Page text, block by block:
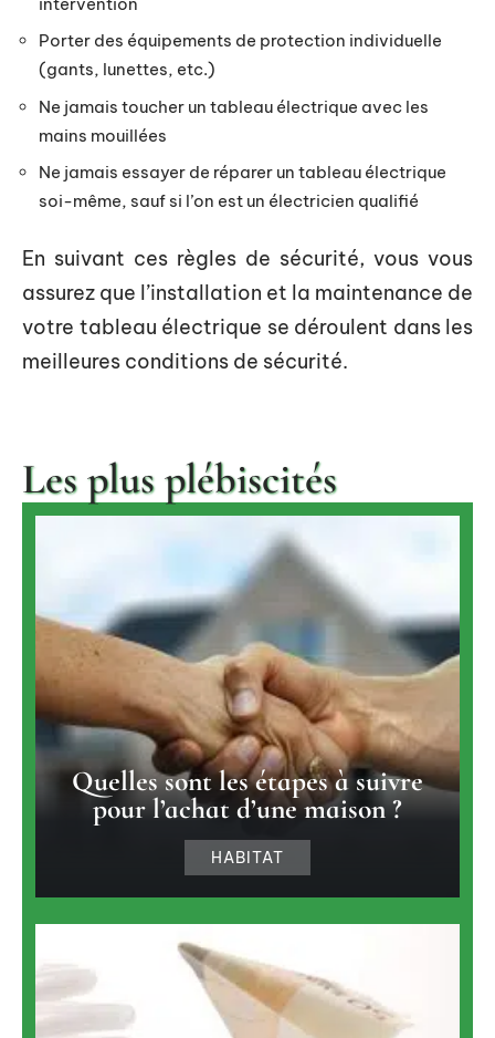
Porter des équipements de protection individuelle
(gants, lunettes, etc.)
Ne jamais toucher un tableau électrique avec les
mains mouillées
Ne jamais essayer de réparer un tableau électrique
soi-même, sauf si l’on est un électricien qualifié
En suivant ces règles de sécurité, vous vous
assurez que l’installation et la maintenance de
votre tableau électrique se déroulent dans les
meilleures conditions de sécurité.
Les plus plébiscités
Quelles sont les étapes à suivre
pour l’achat d’une maison ?
HABITAT